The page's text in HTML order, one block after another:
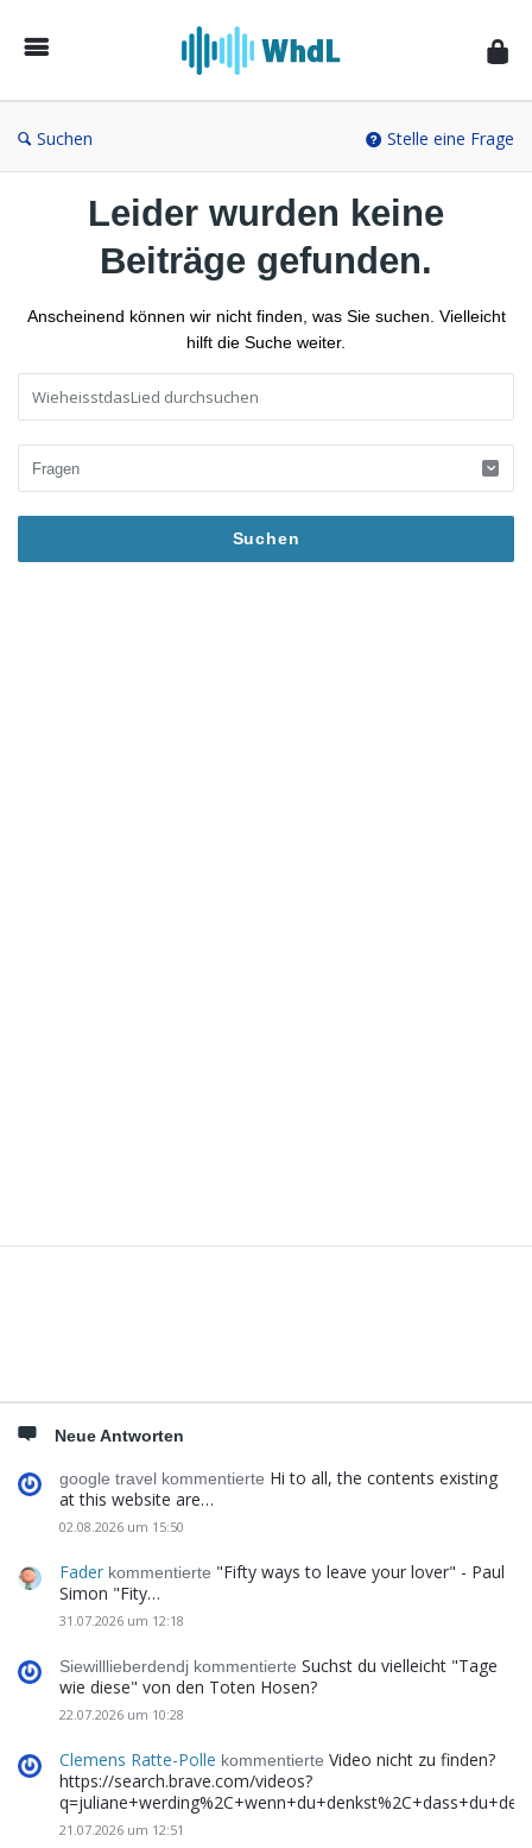
von
Suchen Stelle eine Frage
Leider wurden keine
Beiträge gefunden.
Anscheinend können wir nicht finden, was Sie suchen. Vielleicht
hilft die Suche weiter.
Neue Antworten
google travel kommentierte Hi to all, the contents existing
at this website are…
02.08.2026 um 15:50
Fader kommentierte "Fifty ways to leave your lover" - Paul
Simon "Fity…
31.07.2026 um 12:18
Siewilllieberdendj kommentierte Suchst du vielleicht "Tage
wie diese" von den Toten Hosen?
22.07.2026 um 10:28
Clemens Ratte-Polle kommentierte Video nicht zu finden?
https://search.brave.com/videos?
21.07.2026 um 12:51